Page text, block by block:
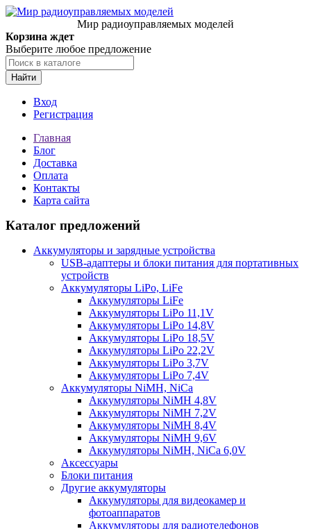
Мир радиоуправляемых моделей
Корзина ждет
Выберите любое предложение
Найти
Вход
Регистрация
Главная
Блог
Доставка
Оплата
Контакты
Карта сайта
Каталог предложений
Аккумуляторы и зарядные устройства
USB-адаптеры и блоки питания для портативных
устройств
Аккумуляторы LiPo, LiFe
Аккумуляторы LiFe
Аккумуляторы LiPo 11,1V
Аккумуляторы LiPo 14,8V
Аккумуляторы LiPo 18,5V
Аккумуляторы LiPo 22,2V
Аккумуляторы LiPo 3,7V
Аккумуляторы LiPo 7,4V
Аккумуляторы NiMH, NiCa
Аккумуляторы NiMH 4,8V
Аккумуляторы NiMH 7,2V
Аккумуляторы NiMH 8,4V
Аккумуляторы NiMH 9,6V
Аккумуляторы NiMH, NiCa 6,0V
Аксессуары
Блоки питания
Другие аккумуляторы
Аккумуляторы для видеокамер и
фотоаппаратов
Аккумуляторы для радиотелефонов